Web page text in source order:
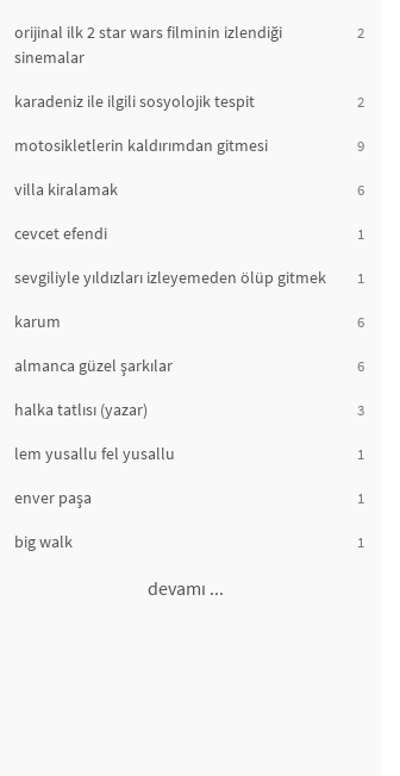
orijinal ilk 2 star wars filminin izlendiği
sinemalar
2
karadeniz ile ilgili sosyolojik tespit 2
motosikletlerin kaldırımdan gitmesi 9
villa kiralamak 6
cevcet efendi 1
sevgiliyle yıldızları izleyemeden ölüp gitmek 1
karum 6
almanca güzel şarkılar 6
halka tatlısı (yazar) 3
lem yusallu fel yusallu 1
enver paşa 1
big walk 1
devamı ...